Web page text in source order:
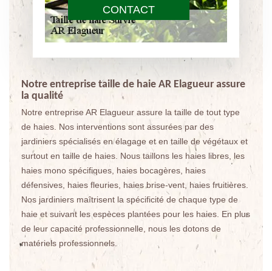
CONTACT
Notre entreprise taille de haie AR Elagueur assure
la qualité
Notre entreprise AR Elagueur assure la taille de tout type
de haies. Nos interventions sont assurées par des
jardiniers spécialisés en élagage et en taille de végétaux et
surtout en taille de haies. Nous taillons les haies libres, les
haies mono spécifiques, haies bocagères, haies
défensives, haies fleuries, haies brise-vent, haies fruitières.
Nos jardiniers maîtrisent la spécificité de chaque type de
haie et suivant les espèces plantées pour les haies. En plus
de leur capacité professionnelle, nous les dotons de
matériels professionnels.